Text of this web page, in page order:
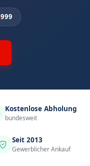
999
Kostenlose Abholung
bundesweit
Seit 2013
Gewerblicher Ankauf